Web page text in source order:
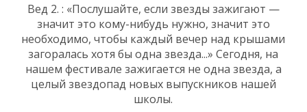
Вед 2. : «Послушайте, если звезды зажигают —
значит это кому-нибудь нужно, значит это
необходимо, чтобы каждый вечер над крышами
загоралась хотя бы одна звезда...» Сегодня, на
нашем фестивале зажигается не одна звезда, а
целый звездопад новых выпускников нашей
школы.